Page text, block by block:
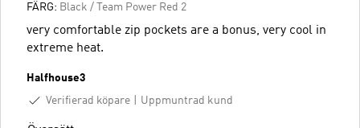
FÄRG: Black / Team Power Red 2
very comfortable zip pockets are a bonus, very cool in
extreme heat.
Halfhouse3
Verifierad köpare
Uppmuntrad kund